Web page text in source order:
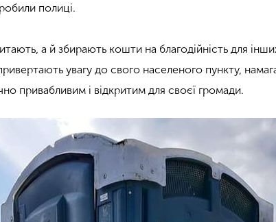
полиці.
а й збирають кошти на благодійність для
увагу до свого населеного пункту,
привабливим і відкритим для своєї громади.